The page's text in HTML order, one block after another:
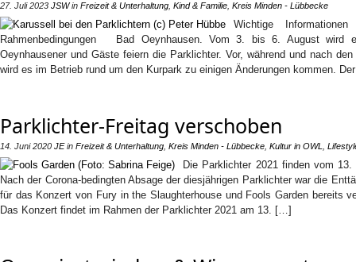
27. Juli 2023 JSWin Freizeit & Unterhaltung Kind & Familie Kreis Minden - Lübbecke
Wichtige
Rahmenbedingungen Bad Oeynhausen. Vom 3. bis 6. August wird
Oeynhausener und Gäste feiern die Parklichter. Vor, während und nach
wird es im Betrieb rund um den Kurpark zu einigen Änderungen kommen.
Parklichter-Freitag verschoben
14. Juni 2020 JEin Freizeit & Unterhaltung Kreis Minden - Lübbecke Kultur in OWL
Die Parklichter 2021 finden vom
Nach der Corona-bedingten Absage der diesjährigen Parklichter war die
für das Konzert von Fury in the Slaughterhouse und Fools Garden bereits
Das Konzert findet im Rahmen der Parklichter 2021 am 13. […]